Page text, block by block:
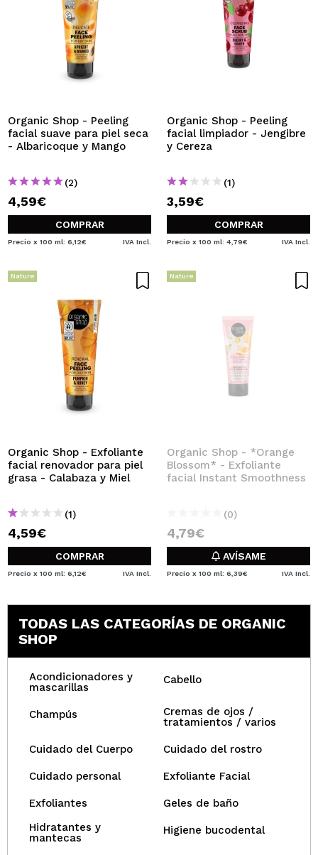
Organic Shop - Peeling
facial suave para piel seca
- Albaricoque y Mango
(2)
4,59€
COMPRAR
Precio x 100 ml: 6,12€ IVA Incl.
Organic Shop - Peeling
facial limpiador - Jengibre
y Cereza
(1)
3,59€
COMPRAR
Precio x 100 ml: 4,79€ IVA Incl.
Nature
Organic Shop - Exfoliante
facial renovador para piel
grasa - Calabaza y Miel
(1)
4,59€
COMPRAR
Precio x 100 ml: 6,12€ IVA Incl.
Nature
Organic Shop - *Orange
Blossom* - Exfoliante
facial Instant Smoothness
(0)
4,79€
AVÍSAME
Precio x 100 ml: 6,39€ IVA Incl.
TODAS LAS CATEGORÍAS DE ORGANIC
SHOP
Acondicionadores y
mascarillas
Cabello
Champús
Cremas de ojos /
tratamientos / varios
Cuidado del Cuerpo Cuidado del rostro
Cuidado personal Exfoliante Facial
Exfoliantes
Geles de baño
Hidratantes y
mantecas
Higiene bucodental